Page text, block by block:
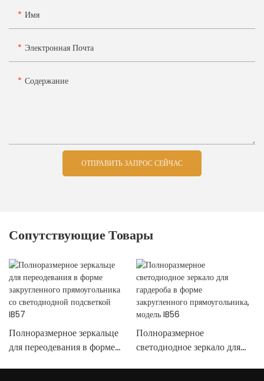
Имя
Электронная Почта
Содержание
ОТПРАВИТЬ ЗАПРОС СЕЙЧАС
Сопутствующие Товары
Полноразмерное зеркальце
для переодевания в форме
Полноразмерное
светодиодное зеркало для